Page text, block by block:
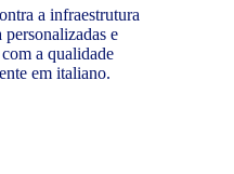
a infraestrutura
personalizadas e
a qualidade
em italiano.